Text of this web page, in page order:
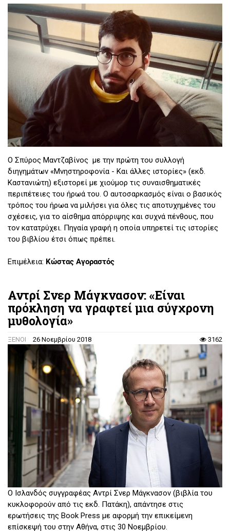
Ο Σπύρος Μαντζαβίνος με την πρώτη του συλλογή
διηγημάτων «Μνηστηροφονία - Και άλλες ιστορίες» (εκδ.
Καστανιώτη) εξιστορεί με χιούμορ τις συναισθηματικές
περιπέτειες του ήρωά του. Ο αυτοσαρκασμός είναι ο βασικός
τρόπος του ήρωα να μιλήσει για όλες τις αποτυχημένες του
σχέσεις, για το αίσθημα απόρριψης και συχνά πένθους, που
τον κατατρύχει. Πηγαία γραφή η οποία υπηρετεί τις ιστορίες
του βιβλίου έτσι όπως πρέπει.
Επιμέλεια: Κώστας Αγοραστός
Αντρί Σνερ Μάγκνασον: «Είναι
πρόκληση να γραφτεί μια σύγχρονη
μυθολογία»
ΞΕΝΟΙ 26 Νοεμβρίου 2018 3162
Ο Ισλανδός συγγραφέας Αντρί Σνερ Μάγκνασον (βιβλία του
κυκλοφορούν από τις εκδ. Πατάκη), απάντησε στις
ερωτήσεις της Book Press με αφορμή την επικείμενη
επίσκεψή του στην Αθήνα, στις 30 Νοεμβρίου.